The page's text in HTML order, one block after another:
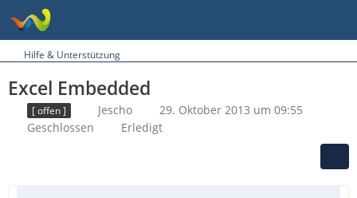
Hilfe & Unterstützung
Excel Embedded
[ offen ] Jescho
29. Oktober 2013 um 09:55
Geschlossen
Erledigt